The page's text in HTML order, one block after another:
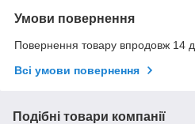
Умови повернення
Повернення товару впродовж 14
Всі умови повернення
Подібні товари компанії